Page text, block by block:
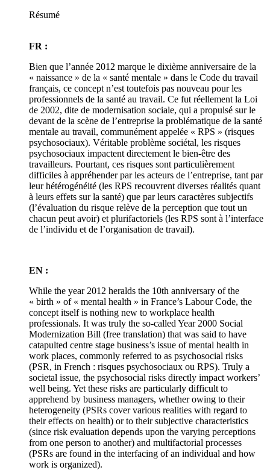
Résumé
FR :
Bien que l’année 2012 marque le dixième anniversaire de la
« naissance » de la « santé mentale » dans le Code du travail
français, ce concept n’est toutefois pas nouveau pour les
professionnels de la santé au travail. Ce fut réellement la Loi
de 2002, dite de modernisation sociale, qui a propulsé sur le
devant de la scène de l’entreprise la problématique de la santé
mentale au travail, communément appelée « RPS » (risques
psychosociaux). Véritable problème sociétal, les risques
psychosociaux impactent directement le bien-être des
travailleurs. Pourtant, ces risques sont particulièrement
difficiles à appréhender par les acteurs de l’entreprise, tant par
leur hétérogénéité (les RPS recouvrent diverses réalités quant
à leurs effets sur la santé) que par leurs caractères subjectifs
(l’évaluation du risque relève de la perception que tout un
chacun peut avoir) et plurifactoriels (les RPS sont à l’interface
de l’individu et de l’organisation de travail).
EN :
While the year 2012 heralds the 10th anniversary of the
« birth » of « mental health » in France’s Labour Code, the
concept itself is nothing new to workplace health
professionals. It was truly the so-called Year 2000 Social
Modernization Bill (free translation) that was said to have
catapulted centre stage business’s issue of mental health in
work places, commonly referred to as psychosocial risks
(PSR, in French : risques psychosociaux ou RPS). Truly a
societal issue, the psychosocial risks directly impact workers’
well being. Yet these risks are particularly difficult to
apprehend by business managers, whether owing to their
heterogeneity (PSRs cover various realities with regard to
their effects on health) or to their subjective characteristics
(since risk evaluation depends upon the varying perceptions
from one person to another) and multifactorial processes
(PSRs are found in the interfacing of an individual and how
work is organized).